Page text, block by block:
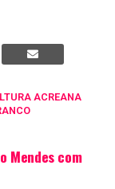
ACREANA
Mendes com